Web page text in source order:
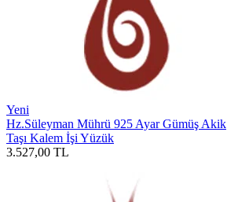
Yeni
Hz.Süleyman Mührü 925 Ayar Gümüş Akik
Taşı Kalem İşi Yüzük
3.527,00 TL